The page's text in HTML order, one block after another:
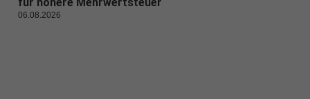
06.08.2026